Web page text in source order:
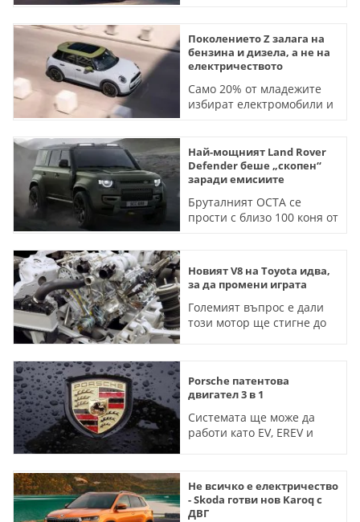
променят правилата на
играта
Поколението Z залага на
бензина и дизела, а не на
електричеството
Само 20% от младежите
избират електромобили и
Най-мощният Land Rover
Defender беше „скопен“
заради емисиите
Бруталният OCTA се
прости с близо 100 коня от
Новият V8 на Toyota идва,
за да промени играта
Големият въпрос е дали
този мотор ще стигне до
Porsche патентова
двигател 3 в 1
Системата ще може да
работи като EV, EREV и
Не всичко е електричество
- Skoda готви нов Karoq с
ДВГ